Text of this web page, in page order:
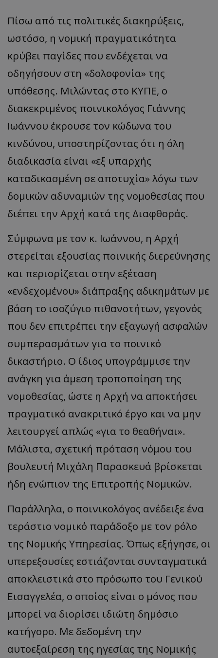
Πίσω από τις πολιτικές διακηρύξεις,
ωστόσο, η νομική πραγματικότητα
κρύβει παγίδες που ενδέχεται να
οδηγήσουν στη «δολοφονία» της
υπόθεσης. Μιλώντας στο ΚΥΠΕ, ο
διακεκριμένος ποινικολόγος Γιάννης
Ιωάννου έκρουσε τον κώδωνα του
κινδύνου, υποστηρίζοντας ότι η όλη
διαδικασία είναι «εξ υπαρχής
καταδικασμένη σε αποτυχία» λόγω των
δομικών αδυναμιών της νομοθεσίας που
διέπει την Αρχή κατά της Διαφθοράς.
Σύμφωνα με τον κ. Ιωάννου, η Αρχή
στερείται εξουσίας ποινικής διερεύνησης
και περιορίζεται στην εξέταση
«ενδεχομένου» διάπραξης αδικημάτων με
βάση το ισοζύγιο πιθανοτήτων, γεγονός
που δεν επιτρέπει την εξαγωγή ασφαλών
συμπερασμάτων για το ποινικό
δικαστήριο. Ο ίδιος υπογράμμισε την
ανάγκη για άμεση τροποποίηση της
νομοθεσίας, ώστε η Αρχή να αποκτήσει
πραγματικό ανακριτικό έργο και να μην
λειτουργεί απλώς «για το θεαθήναι».
Μάλιστα, σχετική πρόταση νόμου του
βουλευτή Μιχάλη Παρασκευά βρίσκεται
ήδη ενώπιον της Επιτροπής Νομικών.
Παράλληλα, ο ποινικολόγος ανέδειξε ένα
τεράστιο νομικό παράδοξο με τον ρόλο
της Νομικής Υπηρεσίας. Όπως εξήγησε, οι
υπερεξουσίες εστιάζονται συνταγματικά
αποκλειστικά στο πρόσωπο του Γενικού
Εισαγγελέα, ο οποίος είναι ο μόνος που
μπορεί να διορίσει ιδιώτη δημόσιο
κατήγορο. Με δεδομένη την
αυτοεξαίρεση της ηγεσίας της Νομικής